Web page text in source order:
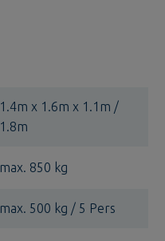
1.4m x 1.6m x 1.1m /
1.8m
max. 850 kg
max. 500 kg / 5 Pers